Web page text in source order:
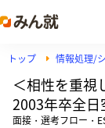
トップ 情報処理/
＜相性を重視
2003年卒全
面接・選考フロー・